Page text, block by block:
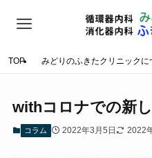
TOP みどりのふきたクリニックに
withコロナでの新
コラム 2022年3月5日 2022